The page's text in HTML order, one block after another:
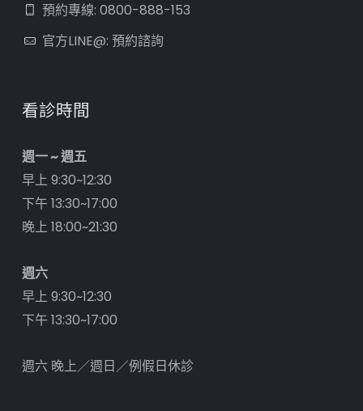
預約專線: 0800-888-153
官方LINE@: 預約諮詢
看診時間
週一 ~ 週五
早上 9:30~12:30
下午 13:30~17:00
晚上 18:00~21:30
週六
早上 9:30~12:30
下午 13:30~17:00
週六 晚上／週日／例假日休診